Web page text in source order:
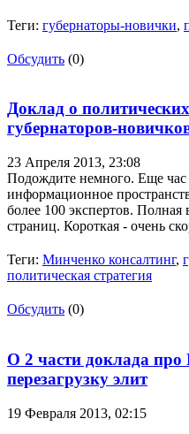
Теги: губернаторы-новички,
Обсудить (0)
Доклад о
губернаторов-
23 Апреля 2013, 23:08
Подождите немного. Еще
информационное
более 100 экспертов. Полная
страниц. Короткая - очень
Теги: Минченко консалтинг,
политическая стратегия
Обсудить (0)
О 2 части доклада
перезагрузку элит
19 Февраля 2013, 02:15